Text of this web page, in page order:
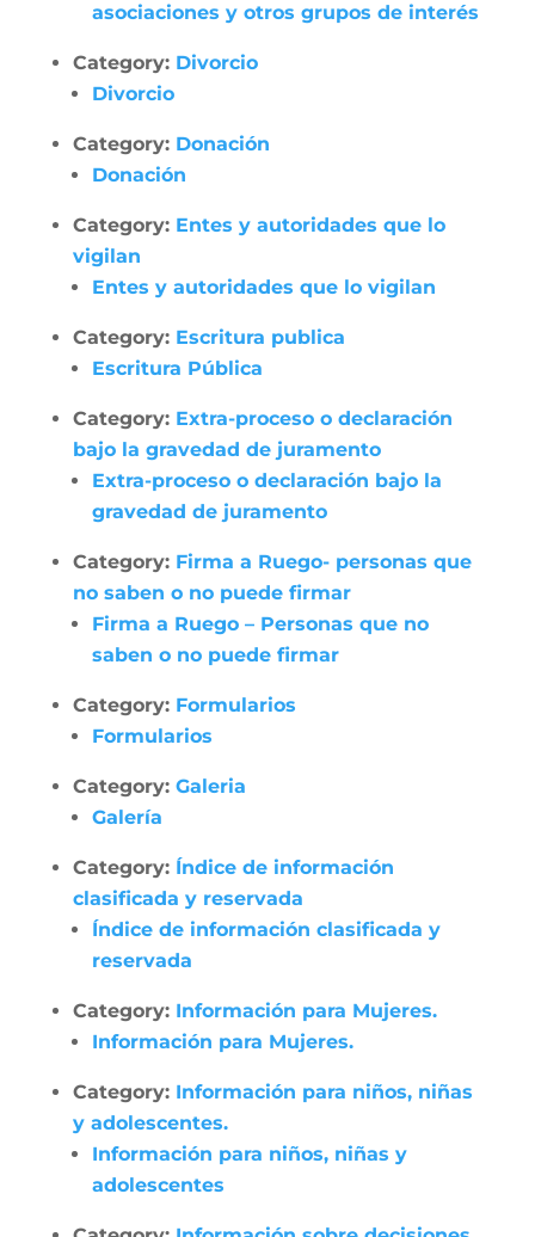
asociaciones y otros grupos de interés
Category: Divorcio
Divorcio
Category: Donación
Donación
Category: Entes y autoridades que lo
vigilan
Entes y autoridades que lo vigilan
Category: Escritura publica
Escritura Pública
Category: Extra-proceso o declaración
bajo la gravedad de juramento
Extra-proceso o declaración bajo la
gravedad de juramento
Category: Firma a Ruego- personas que
no saben o no puede firmar
Firma a Ruego – Personas que no
saben o no puede firmar
Category: Formularios
Formularios
Category: Galeria
Galería
Category: Índice de información
clasificada y reservada
Índice de información clasificada y
reservada
Category: Información para Mujeres.
Información para Mujeres.
Category: Información para niños, niñas
y adolescentes.
Información para niños, niñas y
adolescentes